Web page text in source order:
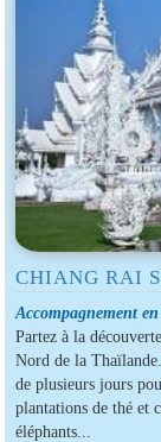
CHIANG RAI
Accompagnement
Partez à la
Nord de la
de plusieurs jours
plantations de thé et
éléphants...